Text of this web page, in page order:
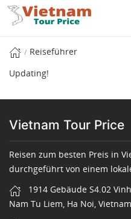
Reiseführer
Updating!
Vietnam Tour Price
Reisen zum besten Preis in
durchgeführt von einem
1914 Gebäude S4.02
Nam Tu Liem, Ha Noi,